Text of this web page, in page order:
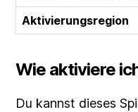
Aktivierungsregion
Wie aktiviere
Du kannst dieses